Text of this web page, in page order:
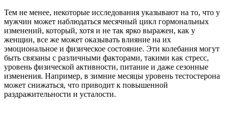
Тем не менее, некоторые исследования указывают на то, что у
мужчин может наблюдаться месячный цикл гормональных
изменений, который, хотя и не так ярко выражен, как у
женщин, все же может оказывать влияние на их
эмоциональное и физическое состояние. Эти колебания могут
быть связаны с различными факторами, такими как стресс,
уровень физической активности, питание и даже сезонные
изменения. Например, в зимние месяцы уровень тестостерона
может снижаться, что приводит к повышенной
раздражительности и усталости.